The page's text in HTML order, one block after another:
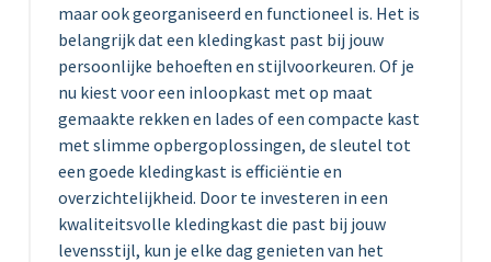
maar ook georganiseerd en functioneel is. Het is
belangrijk dat een kledingkast past bij jouw
persoonlijke behoeften en stijlvoorkeuren. Of je
nu kiest voor een inloopkast met op maat
gemaakte rekken en lades of een compacte kast
met slimme opbergoplossingen, de sleutel tot
een goede kledingkast is efficiëntie en
overzichtelijkheid. Door te investeren in een
kwaliteitsvolle kledingkast die past bij jouw
levensstijl, kun je elke dag genieten van het